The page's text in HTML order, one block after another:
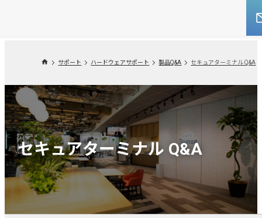
サポート ハードウェアサポート 製品Q&A セキュアターミナル Q&A
セキュアターミナル Q&A